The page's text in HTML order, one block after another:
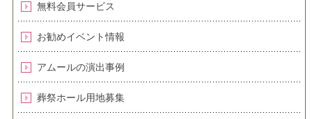
無料会員サービス
お勧めイベント情報
アムールの演出事例
葬祭ホール用地募集